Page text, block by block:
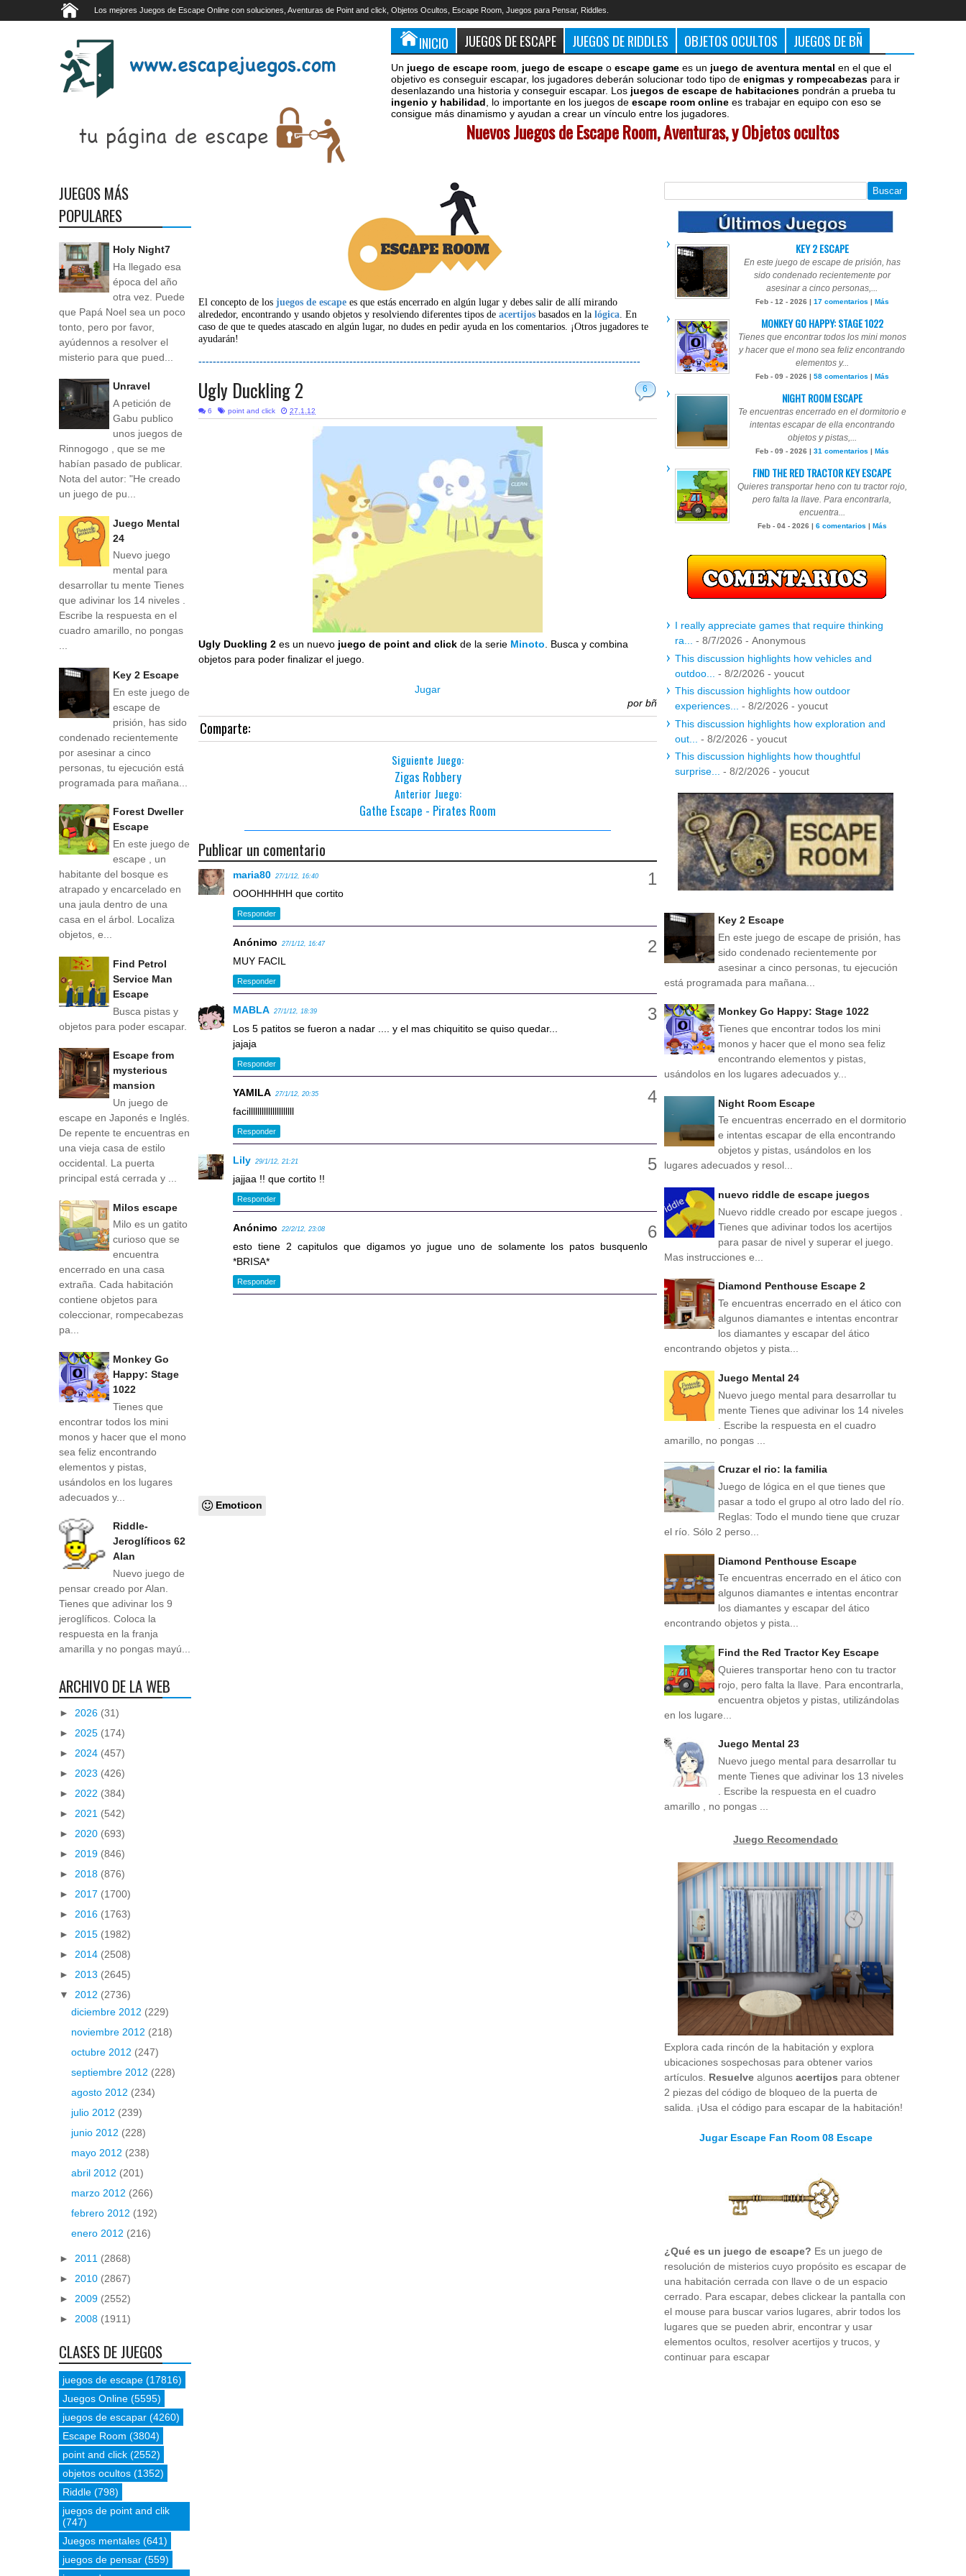
Los mejores Juegos de Escape Online con soluciones, Aventuras de Point and click, Objetos Ocultos, Escape Room, Juegos para Pensar, Riddles.
INICIO JUEGOS DE ESCAPE JUEGOS DE RIDDLES OBJETOS OCULTOS JUEGOS DE BÑ
Un juego de escape room juego de escape o escape game es un juego de aventura mental en el que el
objetivo es conseguir escapar, los jugadores deberán solucionar todo tipo de enigmas y rompecabezas para ir
desenlazando una historia y conseguir escapar. Los juegos de escape de habitaciones pondrán a prueba tu
ingenio y habilidad , lo importante en los juegos de escape room online es trabajar en equipo con eso se
consigue más dinamismo y ayudan a crear un vínculo entre los jugadores.
Nuevos Juegos de Escape Room, Aventuras, y Objetos ocultos
El concepto de losjuegos de escape es que estás encerrado en algún lugar y debes salir de allí mirando
alrededor, encontrando y usando objetos y resolviendo diferentes tipos deacertijos basados en lalógica. En
caso de que te quedes atascado en algún lugar, no dudes en pedir ayuda en los comentarios. ¡Otros jugadores te
ayudarán!
---------------------------------------------------------------------------------------------------------------------------
6
Ugly Duckling 2
6 point and click 27.1.12
Ugly Duckling 2 es un nuevo juego de point and click de la serie Minoto . Busca y combina
objetos para poder finalizar el juego.
Jugar
por bñ
Comparte:
Siguiente Juego:
Zigas Robbery
Anterior Juego:
Gathe Escape - Pirates Room
Publicar un comentario
maria80 27/1/12, 16:40
OOOHHHHH que cortito
Responder
Anónimo 27/1/12, 16:47
MUY FACIL
Responder
MABLA 27/1/12, 18:39
Los 5 patitos se fueron a nadar .... y el mas chiquitito se quiso quedar...
jajaja
Responder
YAMILA 27/1/12, 20:35
facilllllllllllllllllllll
Responder
Lily 29/1/12, 21:21
jajjaa !! que cortito !!
Responder
Anónimo 22/2/12, 23:08
esto tiene 2 capitulos que digamos yo jugue uno de solamente los patos busquenlo
*BRISA*
Responder
Emoticon
JUEGOS MÁS
POPULARES
Holy Night7
Ha llegado esa
época del año
otra vez. Puede
que Papá Noel sea un poco
tonto, pero por favor,
ayúdennos a resolver el
misterio para que pued...
Unravel
A petición de
Gabu publico
unos juegos de
Rinnogogo , que se me
habían pasado de publicar.
Nota del autor: "He creado
un juego de pu...
Juego Mental
24
Nuevo juego
mental para
desarrollar tu mente Tienes
que adivinar los 14 niveles .
Escribe la respuesta en el
cuadro amarillo, no pongas
...
Key 2 Escape
En este juego de
escape de
prisión, has sido
condenado recientemente
por asesinar a cinco
personas, tu ejecución está
programada para mañana...
Forest Dweller
Escape
En este juego de
escape , un
habitante del bosque es
atrapado y encarcelado en
una jaula dentro de una
casa en el árbol. Localiza
objetos, e...
Find Petrol
Service Man
Escape
Busca pistas y
objetos para poder escapar.
Escape from
mysterious
mansion
Un juego de
escape en Japonés e Inglés.
De repente te encuentras en
una vieja casa de estilo
occidental. La puerta
principal está cerrada y ...
Milos escape
Milo es un gatito
curioso que se
encuentra
encerrado en una casa
extraña. Cada habitación
contiene objetos para
coleccionar, rompecabezas
pa...
Monkey Go
Happy: Stage
1022
Tienes que
encontrar todos los mini
monos y hacer que el mono
sea feliz encontrando
elementos y pistas,
usándolos en los lugares
adecuados y...
Riddle-
Jeroglíficos 62
Alan
Nuevo juego de
pensar creado por Alan.
Tienes que adivinar los 9
jeroglíficos. Coloca la
respuesta en la franja
amarilla y no pongas mayú...
ARCHIVO DE LA WEB
► 2026 (31)
► 2025 (174)
► 2024 (457)
► 2023 (426)
► 2022 (384)
► 2021 (542)
► 2020 (693)
► 2019 (846)
► 2018 (876)
► 2017 (1700)
► 2016 (1763)
► 2015 (1982)
► 2014 (2508)
► 2013 (2645)
▼ 2012 (2736)
diciembre 2012 (229)
noviembre 2012 (218)
octubre 2012 (247)
septiembre 2012 (228)
agosto 2012 (234)
julio 2012 (239)
junio 2012 (228)
mayo 2012 (238)
abril 2012 (201)
marzo 2012 (266)
febrero 2012 (192)
enero 2012 (216)
► 2011 (2868)
► 2010 (2867)
► 2009 (2552)
► 2008 (1911)
CLASES DE JUEGOS
juegos de escape (17816)
Juegos Online (5595)
juegos de escapar (4260)
Escape Room (3804)
point and click (2552)
objetos ocultos (1352)
Riddle (798)
juegos de point and clik
(747)
Juegos mentales (641)
juegos de pensar (559)
KEY 2 ESCAPE
En este juego de escape de prisión, has
sido condenado recientemente por
asesinar a cinco personas,...
Feb - 12 - 2026 | 17 comentarios | Más
MONKEY GO HAPPY: STAGE 1022
Tienes que encontrar todos los mini monos
y hacer que el mono sea feliz encontrando
elementos y...
Feb - 09 - 2026 | 58 comentarios | Más
NIGHT ROOM ESCAPE
Te encuentras encerrado en el dormitorio e
intentas escapar de ella encontrando
objetos y pistas,...
Feb - 09 - 2026 | 31 comentarios | Más
FIND THE RED TRACTOR KEY ESCAPE
Quieres transportar heno con tu tractor rojo,
pero falta la llave. Para encontrarla,
encuentra...
Feb - 04 - 2026 | 6 comentarios | Más
I really appreciate games that require thinking
ra...
- 8/7/2026 - Anonymous
This discussion highlights how vehicles and
outdoo...
- 8/2/2026 - youcut
This discussion highlights how outdoor
experiences...
- 8/2/2026 - youcut
This discussion highlights how exploration and
out...
- 8/2/2026 - youcut
This discussion highlights how thoughtful
surprise...
- 8/2/2026 - youcut
Key 2 Escape
En este juego de escape de prisión, has
sido condenado recientemente por
asesinar a cinco personas, tu ejecución
está programada para mañana...
Monkey Go Happy: Stage 1022
Tienes que encontrar todos los mini
monos y hacer que el mono sea feliz
encontrando elementos y pistas,
usándolos en los lugares adecuados y...
Night Room Escape
Te encuentras encerrado en el dormitorio
e intentas escapar de ella encontrando
objetos y pistas, usándolos en los
lugares adecuados y resol...
nuevo riddle de escape juegos
Nuevo riddle creado por escape juegos .
Tienes que adivinar todos los acertijos
para pasar de nivel y superar el juego.
Mas instrucciones e...
Diamond Penthouse Escape 2
Te encuentras encerrado en el ático con
algunos diamantes e intentas encontrar
los diamantes y escapar del ático
encontrando objetos y pista...
Juego Mental 24
Nuevo juego mental para desarrollar tu
mente Tienes que adivinar los 14 niveles
. Escribe la respuesta en el cuadro
amarillo, no pongas ...
Cruzar el rio: la familia
Juego de lógica en el que tienes que
pasar a todo el grupo al otro lado del río.
Reglas: Todo el mundo tiene que cruzar
el río. Sólo 2 perso...
Diamond Penthouse Escape
Te encuentras encerrado en el ático con
algunos diamantes e intentas encontrar
los diamantes y escapar del ático
encontrando objetos y pista...
Find the Red Tractor Key Escape
Quieres transportar heno con tu tractor
rojo, pero falta la llave. Para encontrarla,
encuentra objetos y pistas, utilizándolas
en los lugare...
Juego Mental 23
Nuevo juego mental para desarrollar tu
mente Tienes que adivinar los 13 niveles
. Escribe la respuesta en el cuadro
amarillo , no pongas ...
Juego Recomendado
Explora cada rincón de la habitación y explora
ubicaciones sospechosas para obtener varios
artículos. Resuelve algunos acertijos para obtener
2 piezas del código de bloqueo de la puerta de
salida. ¡Usa el código para escapar de la habitación!
Jugar Escape Fan Room 08 Escape
¿Qué es un juego de escape? Es un juego de
resolución de misterios cuyo propósito es escapar de
una habitación cerrada con llave o de un espacio
cerrado. Para escapar, debes clickear la pantalla con
el mouse para buscar varios lugares, abrir todos los
lugares que se pueden abrir, encontrar y usar
elementos ocultos, resolver acertijos y trucos, y
continuar para escapar